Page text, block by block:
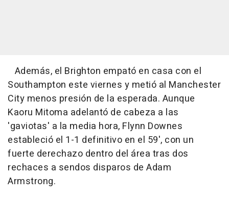
Además, el Brighton empató en casa con el
Southampton este viernes y metió al Manchester
City menos presión de la esperada. Aunque
Kaoru Mitoma adelantó de cabeza a las
'gaviotas' a la media hora, Flynn Downes
estableció el 1-1 definitivo en el 59', con un
fuerte derechazo dentro del área tras dos
rechaces a sendos disparos de Adam
Armstrong.